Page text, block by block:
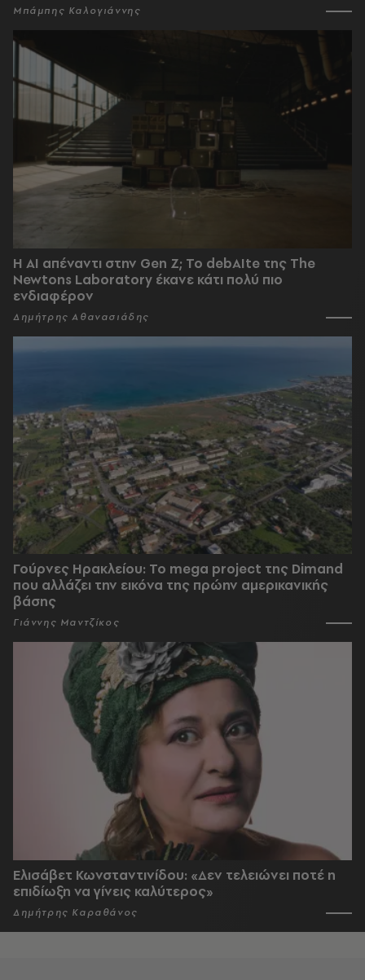
Μπάμπης Καλογιάννης
Η AI απέναντι στην Gen Z; Το debAIte της The
Newtons Laboratory έκανε κάτι πολύ πιο
ενδιαφέρον
Δημήτρης Αθανασιάδης
Γούρνες Ηρακλείου: To mega project της Dimand
που αλλάζει την εικόνα της πρώην αμερικανικής
βάσης
Γιάννης Μαντζίκος
Ελισάβετ Κωνσταντινίδου: «Δεν τελειώνει ποτέ η
επιδίωξη να γίνεις καλύτερος»
Δημήτρης Καραθάνος